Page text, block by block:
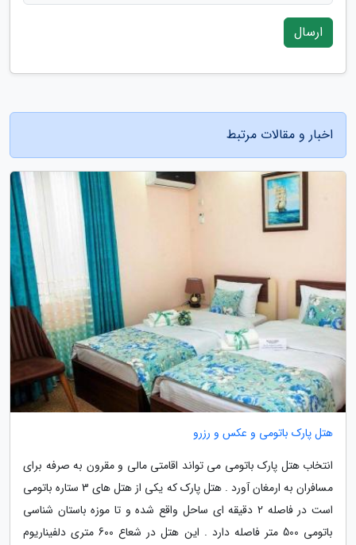
ارسال
اخبار و مقالات مرتبط
هتل پارک باتومی و عکس و رزرو
انتخاب هتل پارک باتومی می تواند اقامتی مالی و مقرون به صرفه برای
مسافران به ارمغان آورد . هتل پارک که یکی از هتل های 3 ستاره باتومی
است در فاصله 2 دقیقه ای ساحل واقع شده و تا موزه باستان شناسی
باتومی 500 متر فاصله دارد . این هتل در شعاع 600 متری دلفیناریوم